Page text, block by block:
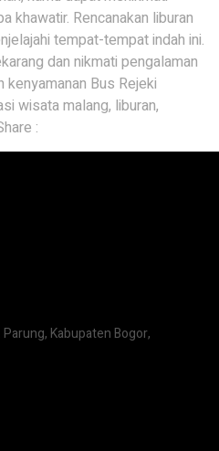
khawatir. Rencanakan liburan
tempat-tempat indah ini.
dan nikmati pengalaman
Bus Rejeki
wisata malang, liburan,
:
Kabupaten Bogor,